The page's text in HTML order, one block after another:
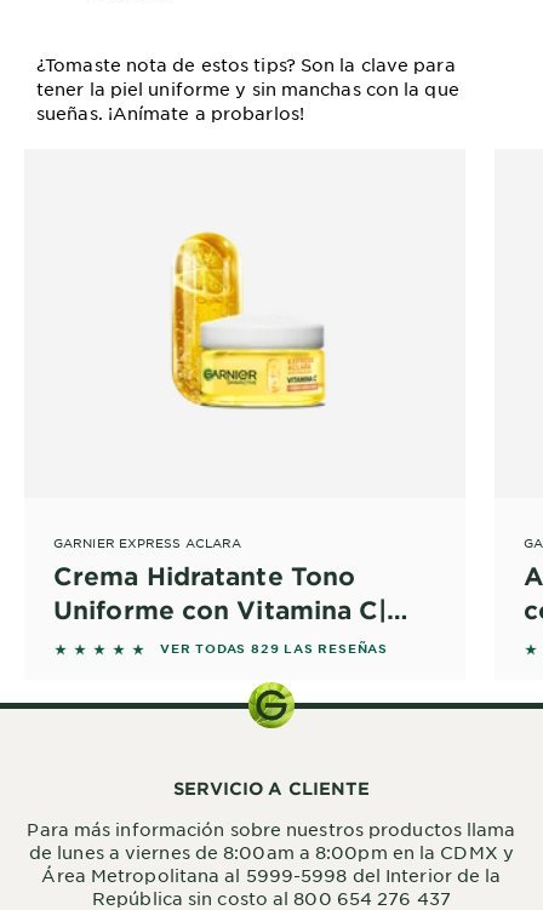
¿Tomaste nota de estos tips? Son la clave para
tener la piel uniforme y sin manchas con la que
sueñas. ¡Anímate a probarlos!
GARNIER EXPRESS ACLARA
Crema Hidratante Tono
Uniforme con Vitamina C|
Garnier México
5 out of 5 stars based on reviews
VER TODAS 829 LAS RESEÑAS 5
SERVICIO A CLIENTE
Para más información sobre nuestros productos llama
de lunes a viernes de 8:00am a 8:00pm en la CDMX y
Área Metropolitana al 5999-5998 del Interior de la
República sin costo al 800 654 276 437